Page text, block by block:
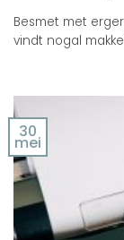
Besmet met
vindt nogal
30
mei